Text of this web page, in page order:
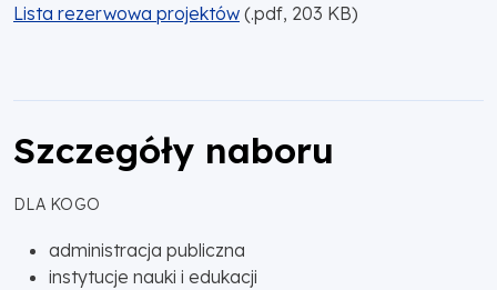
Lista rezerwowa projektów (.pdf, 203 KB)
Szczegóły naboru
DLA KOGO
administracja publiczna
instytucje nauki i edukacji